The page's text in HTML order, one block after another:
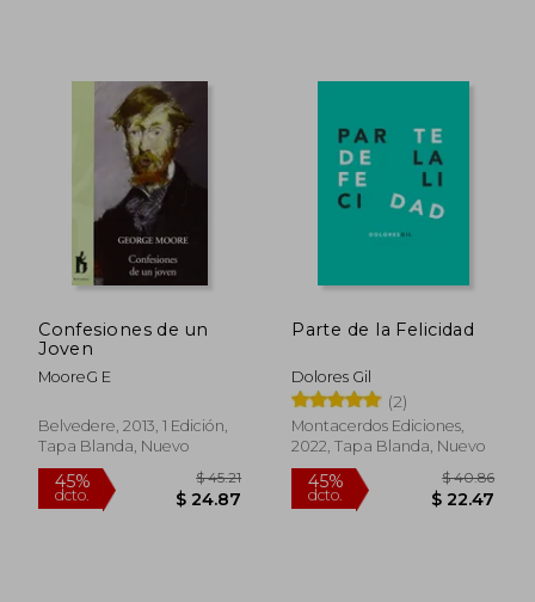
45%
dcto. $ 21.21 $
Confesiones de un
Joven
MooreG E
Belvedere, 2013, 1 Edición,
Tapa Blanda, Nuevo
Parte de la Felicidad
Dolores Gil
(2)
Montacerdos Ediciones,
2022, Tapa Blanda, Nuevo